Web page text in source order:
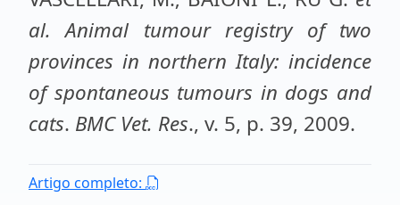
al.Animal tumour registry of two
provinces in northern Italy: incidence
of spontaneous tumours in dogs and
cats. BMC Vet. Res., v. 5, p. 39, 2009.
Artigo completo: